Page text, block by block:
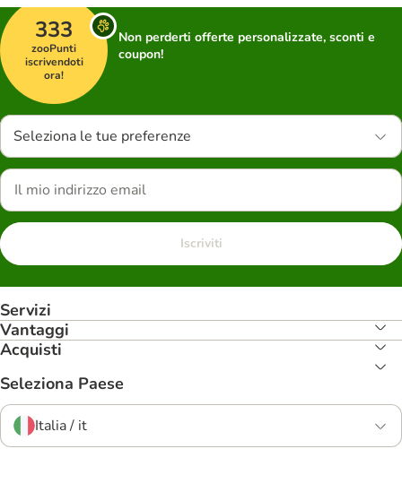
333
zooPunti
iscrivendoti
ora!
Non perderti offerte personalizzate, sconti e
coupon!
Seleziona le tue preferenze
Iscriviti
Servizi
Vantaggi
Acquisti
Seleziona Paese
Italia / it